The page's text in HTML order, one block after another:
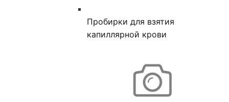
Пробирки для взятия
капиллярной крови